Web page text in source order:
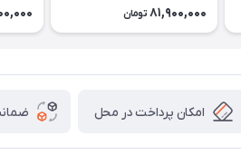
| Village 6
81,900,000 تومان
امکان پرداخت در محل